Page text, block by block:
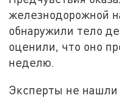
железнодорожной
обнаружили тело
оценили, что оно
неделю.
Эксперты не нашли